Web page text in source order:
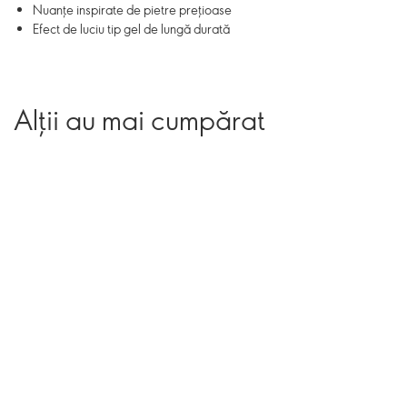
Nuanțe inspirate de pietre prețioase
Efect de luciu tip gel de lungă durată
Alții au mai cumpărat